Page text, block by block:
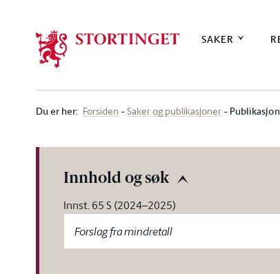
SAKER
Du er her: Forsiden Saker og publikasjoner
Innhold og søk
Innst. 65 S (2024–2025)
Forslag fra mindretall